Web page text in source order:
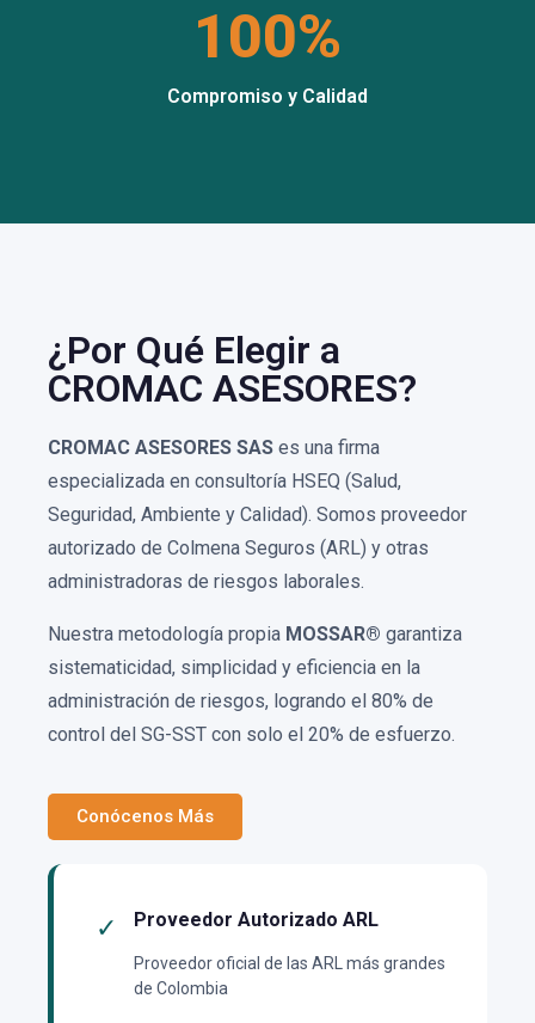
100%
Compromiso y Calidad
¿Por Qué Elegir a
CROMAC ASESORES?
CROMAC ASESORES SAS es una firma
especializada en consultoría HSEQ (Salud,
Seguridad, Ambiente y Calidad). Somos proveedor
autorizado de Colmena Seguros (ARL) y otras
administradoras de riesgos laborales.
Nuestra metodología propia MOSSAR® garantiza
sistematicidad, simplicidad y eficiencia en la
administración de riesgos, logrando el 80% de
control del SG-SST con solo el 20% de esfuerzo.
Conócenos Más
✓ Proveedor Autorizado ARL
Proveedor oficial de las ARL más grandes
de Colombia